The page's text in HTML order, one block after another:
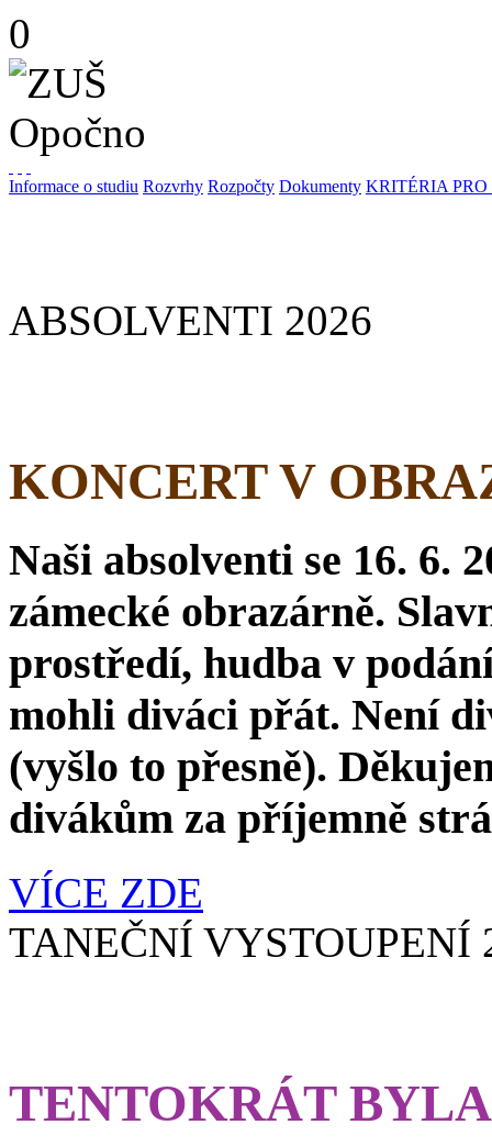
0
Informace o studiu Rozvrhy Rozpočty Dokumenty KRITÉRIA
ABSOLVENTI 2026
KONCERT V
Naši absolventi se 16. 6.
zámecké obrazárně.
prostředí, hudba v
mohli diváci přát. Není
(vyšlo to přesně).
divákům za příjemně
VÍCE ZDE
TANEČNÍ VYSTOUPENÍ
TENTOKRÁT